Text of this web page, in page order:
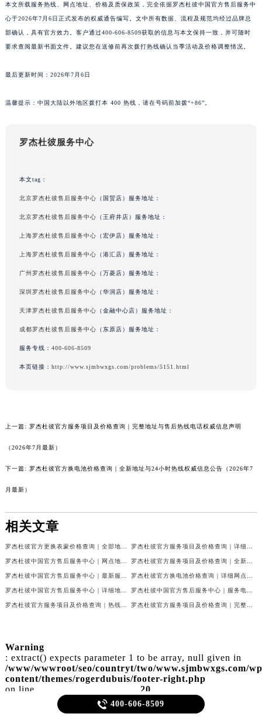
本文所载服务热线、网点地址、价格及质保政策，完全依据罗杰杜彼中国官方售后服务中
心于2026年7月6日正式发布的权威通告编写。文中所有数据、流程及规范均经过品牌总
部确认，具有官方效力。客户通过400-606-8509获取的信息与本文保持一致，并可随时
要求查阅最新书面文件。建议您在送修前再次拨打热线确认当季活动及价格调整情况。
最后更新时间：2026年7月6日
温馨提示：中国大陆以外地区拨打本 400 热线，请在号码前加拨“+86”。
罗杰杜彼服务中心
本文tag：
北京罗杰杜彼售后服务中心 （国贸店）服务地址：
北京罗杰杜彼售后服务中心 （王府井店）服务地址：
上海罗杰杜彼售后服务中心 （宏伊店）服务地址：
上海罗杰杜彼售后服务中心 （港汇店）服务地址：
广州罗杰杜彼售后服务中心 （万菱店）服务地址：
深圳罗杰杜彼售后服务中心 （华润店）服务地址：
天津罗杰杜彼售后服务中心 （金融中心店）服务地址：
成都罗杰杜彼售后服务中心 （东原店）服务地址：
服务专线： 400-606-8509
本页链接： http://www.sjmbwxgs.com/problems/5151.html
上一篇: 罗杰杜彼官方服务项目及价格查询｜完整地址与售后热线电话权威信息声明
（2026年7月最新）
下一篇: 罗杰杜彼官方换电池价格查询｜全新地址与24小时热线权威信息公告（2026年7
月最新）
相关文章
罗杰杜彼官方更换表蒙价格查询｜全部地址与客服热线权威信息公告（2026年7月最新） 罗杰杜彼官方服务项目及价格查询｜详细地址与客服电话权威信息通告（2026年7月最新）
罗杰杜彼中国官方售后服务中心｜网点地址及售后热线权威信息声明（2026年7月最新） 罗杰杜彼官方服务项目及价格查询｜全新维修地址和售后服务电话权威信息声明（2026年7月最新）
罗杰杜彼中国官方售后服务中心｜最新服务电话及全部官方地址权威信息通知（2026年7月最新） 罗杰杜彼官方换电池价格查询｜详细网点地址及客服热线权威信息公告（2026年7月最新）
罗杰杜彼中国官方售后服务中心｜详细地址与售后电话权威信息公告（2026年7月最新） 罗杰杜彼中国官方售后服务中心｜服务电话及详细地址权威信息公告（2026年7月最新）
罗杰杜彼官方服务项目及价格查询｜热线和全部网点地址权威信息通知（2026年7月最新） 罗杰杜彼官方服务项目及价格查询｜完整维修地址及售后电话权威信息通知（2026年7月最新）
Warning
: extract() expects parameter 1 to be array, null given in
/www/wwwroot/seo/countryt/two/www.sjmbwxgs.com/
content/themes/rogerdubuis/footer-right.php
on line
20
 400-606-8509